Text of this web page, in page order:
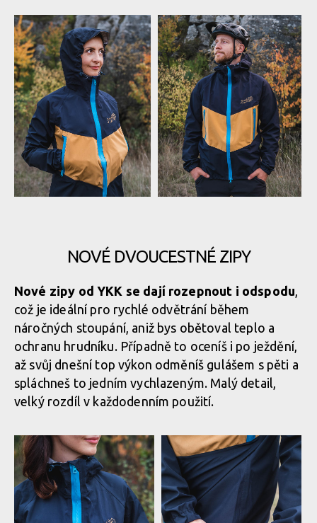
Nová funkční bunda BC NANO PRO LIGHT - spolehlivý parťák
pro každého bikera
Nová funkční bunda BC NANO PRO LIGHT - spolehlivý parťák
pro každého bikera
Nová funkční bunda BC NANO PRO LIGHT - spolehlivý parťák
pro každého bikera
Nová funkční bunda BC
NANO PRO LIGHT -
spolehlivý parťák pro
každého bikera
Nová funkční bunda BC
NANO PRO LIGHT -
spolehlivý parťák pro
každého bikera
Nová funkční bunda BC NANO
PRO LIGHT - spolehlivý parťák
pro každého bikera
Nová funkční bunda BC NANO
Nová funkční bunda BC NANO
PRO LIGHT - spolehlivý parťák
pro každého bikera
NOVÉ DVOUCESTNÉ ZIPY
Nové zipy od YKK se dají rozepnout i odspodu,
což je ideální pro rychlé odvětrání během
náročných stoupání, aniž bys obětoval teplo a
ochranu hrudníku. Případně to oceníš i po ježdění,
až svůj dnešní top výkon odměníš gulášem s pěti a
spláchneš to jedním vychlazeným. Malý detail,
velký rozdíl v každodenním použití.